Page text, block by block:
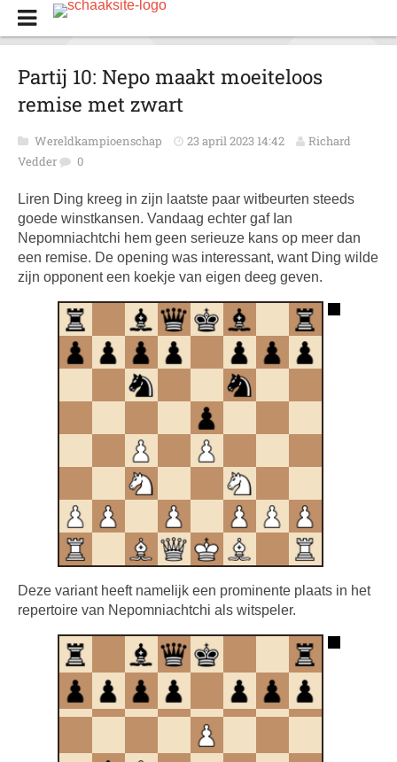
Partij 10: Nepo maakt moeiteloos
remise met zwart
Wereldkampioenschap 23 april 2023 14:42
Richard
Vedder
0
Liren Ding kreeg in zijn laatste paar witbeurten steeds
goede winstkansen. Vandaag echter gaf Ian
Nepomniachtchi hem geen serieuze kans op meer dan
een remise. De opening was interessant, want Ding wilde
zijn opponent een koekje van eigen deeg geven.
Deze variant heeft namelijk een prominente plaats in het
repertoire van Nepomniachtchi als witspeler.